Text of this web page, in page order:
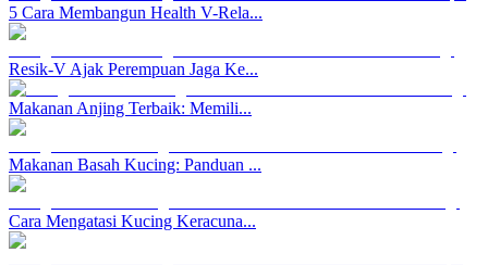
5 Cara Membangun Health V-Rela...
Resik-V Ajak Perempuan Jaga Ke...
Makanan Anjing Terbaik: Memili...
Makanan Basah Kucing: Panduan ...
Cara Mengatasi Kucing Keracuna...